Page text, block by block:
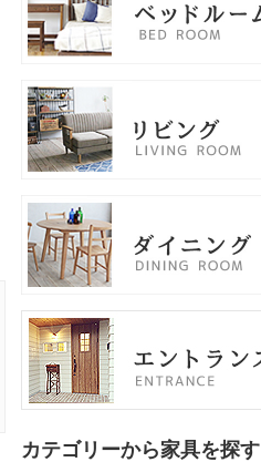
カテゴリーから家具を探す